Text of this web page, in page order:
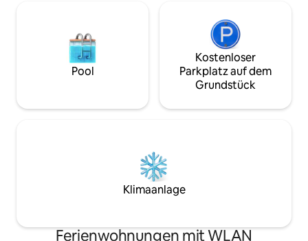
Pool
Kostenloser
Parkplatz auf dem
Grundstück
Klimaanlage
Ferienwohnungen mit WLAN